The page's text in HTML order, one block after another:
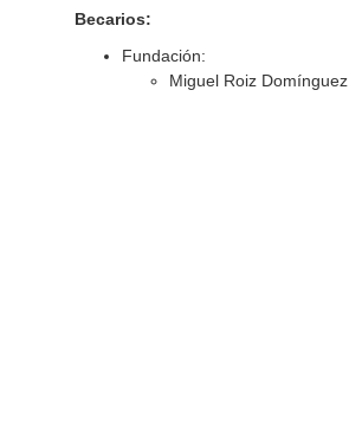
Becarios:
Fundación:
Miguel Roiz Domínguez